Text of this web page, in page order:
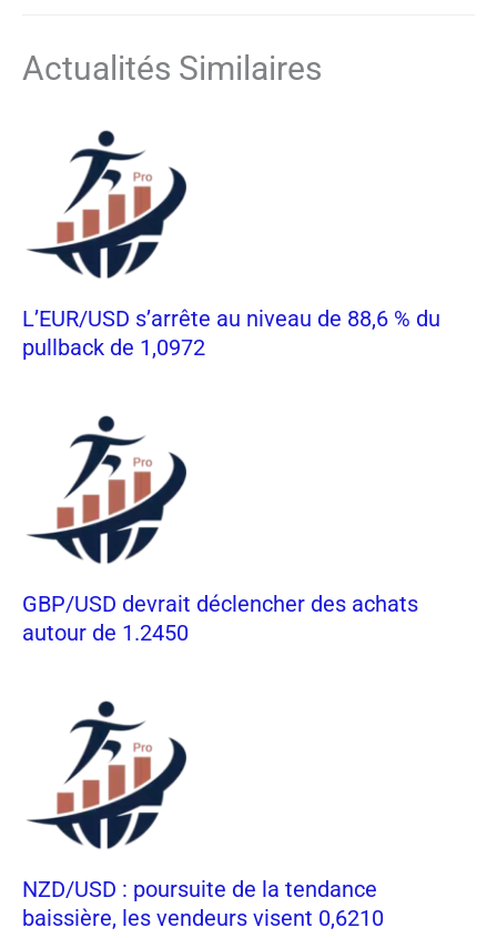
Actualités Similaires
L’EUR/USD s’arrête au niveau de 88,6 % du
pullback de 1,0972
GBP/USD devrait déclencher des achats
autour de 1.2450
NZD/USD : poursuite de la tendance
baissière, les vendeurs visent 0,6210